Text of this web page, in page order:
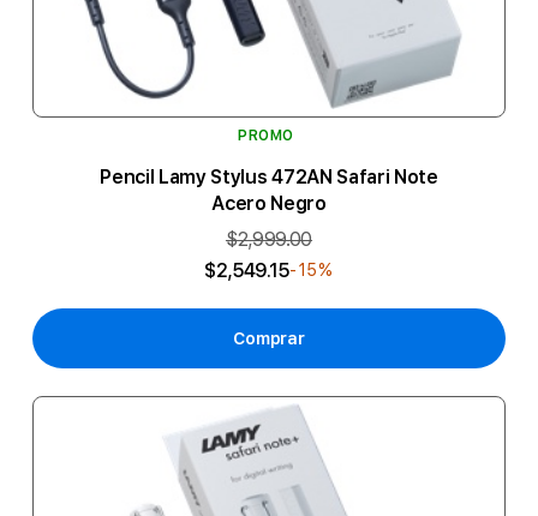
PROMO
Pencil Lamy Stylus 472AN Safari Note
Acero Negro
$2,999.00
$2,549.15-15%
Comprar